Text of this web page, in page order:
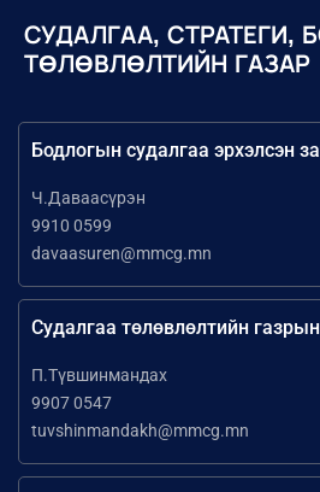
СУДАЛГАА, СТРАТЕГИ,
ТӨЛӨВЛӨЛТИЙН ГАЗАР
Бодлогын судалгаа эрхэлсэн
Ч.Даваасүрэн
9910 0599
davaasuren@mmcg.mn
Судалгаа төлөвлөлтийн
П.Түвшинмандах
9907 0547
tuvshinmandakh@mmcg.mn